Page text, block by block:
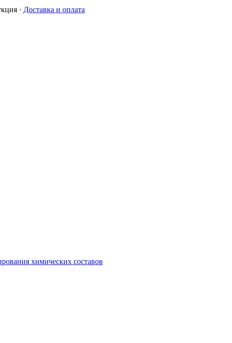
· Доставка и оплата
химических составов